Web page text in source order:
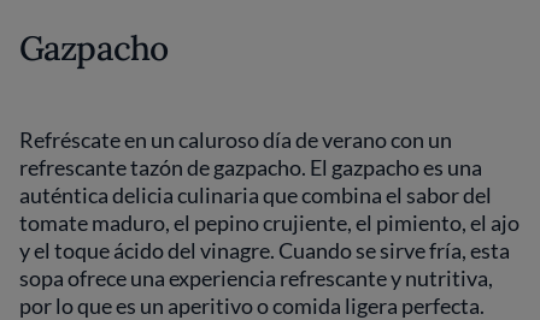
Gazpacho
Refréscate en un caluroso día de verano con un
refrescante tazón de gazpacho. El gazpacho es una
auténtica delicia culinaria que combina el sabor del
tomate maduro, el pepino crujiente, el pimiento, el ajo
y el toque ácido del vinagre. Cuando se sirve fría, esta
sopa ofrece una experiencia refrescante y nutritiva,
por lo que es un aperitivo o comida ligera perfecta.